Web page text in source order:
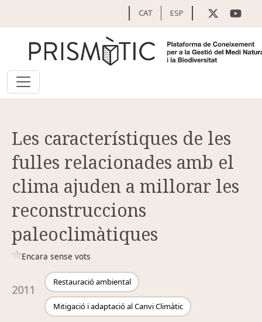
CAT ESP
Les característiques de les
fulles relacionades amb el
clima ajuden a millorar les
reconstruccions
paleoclimàtiques
Encara sense vots
2011
Restauració ambiental
Mitigació i adaptació al Canvi Climàtic